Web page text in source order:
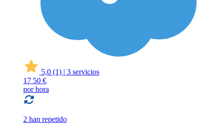
5,0 (1) | 3 servicios
17 50 €
por hora
2 han repetido